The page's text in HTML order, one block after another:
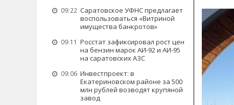
09:22 Саратовское УФНС предлагает
воспользоваться «Витриной
имущества банкротов»
09:11 Росстат зафиксировал рост цен
на бензин марок АИ-92 и АИ-95
на саратовских АЗС
09:06 Инвестпроект: в
Екатериновском районе за 500
млн рублей возводят крупяной
завод